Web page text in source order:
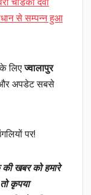
चंडिका देवी
से सम्पन्न हुआ
के लिएज्वालापुर
और अपडेट सबसे
पर!
की खबर को हमारे
कृपया